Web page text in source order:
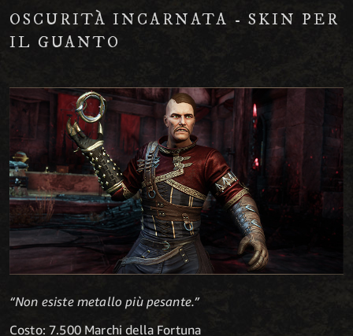
OSCURITÀ INCARNATA - SKIN PER
IL GUANTO
“Non esiste metallo più pesante.”
Costo: 7.500 Marchi della Fortuna